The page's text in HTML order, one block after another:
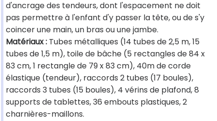
d'ancrage des tendeurs, dont l'espacement ne doit
pas permettre à l'enfant d'y passer la tête, ou de s'y
coincer une main, un bras ou une jambe.
Matériaux : Tubes métalliques (14 tubes de 2,5 m, 15
tubes de 1,5 m), toile de bâche (5 rectangles de 84 x
83 cm, 1 rectangle de 79 x 83 cm), 40m de corde
élastique (tendeur), raccords 2 tubes (17 boules),
raccords 3 tubes (15 boules), 4 vérins de plafond, 8
supports de tablettes, 36 embouts plastiques, 2
charnières-maillons.